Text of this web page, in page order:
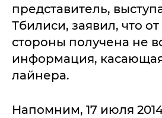
представитель,
Тбилиси, заявил, что
стороны получена не
информация,
лайнера.
Напомним, 17 июля